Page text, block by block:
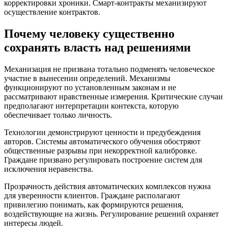
корректировки хроники. Смарт-контракты механизируют
осуществление контрактов.
Почему человеку существенно
сохранять власть над решениями
Механизация не призвана тотально подменять человеческое
участие в вынесении определений. Механизмы
функционируют по установленным законам и не
рассматривают нравственные измерения. Критические случаи
предполагают интерпретации контекста, которую
обеспечивает только личность.
Технологии демонстрируют ценности и предубеждения
авторов. Системы автоматического обучения обостряют
общественные разрывы при некорректной калибровке.
Граждане призвано регулировать построение систем для
исключения неравенства.
Прозрачность действия автоматических комплексов нужна
для уверенности клиентов. Граждане располагают
привилегию понимать, как формируются решения,
воздействующие на жизнь. Регулирование решений охраняет
интересы людей.